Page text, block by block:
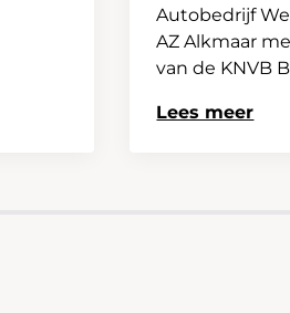
Autobedrijf
AZ Alkmaar
van de KNVB
Lees meer